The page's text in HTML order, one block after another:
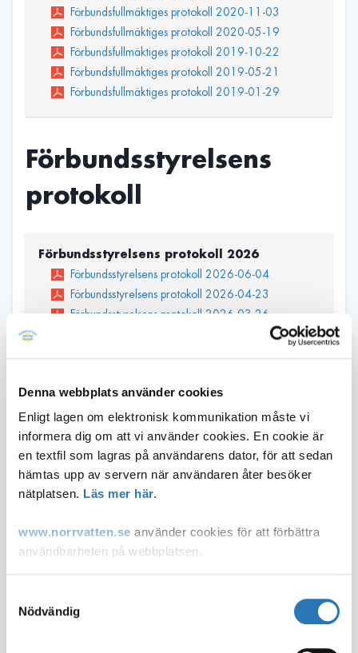
Denna webbplats använder cookies
Enligt lagen om elektronisk kommunikation måste vi
informera dig om att vi använder cookies. En cookie är
en textfil som lagras på användarens dator, för att sedan
hämtas upp av servern när användaren åter besöker
nätplatsen. Läs mer här.
www.norrvatten.se använder cookies för att förbättra
användbarheten på webbplatsen.
ändra inställningar i din webbläsare så att den tillåter
Nödvändig
Förbundsfullmäktiges protokoll 2020-11-03
Förbundsfullmäktiges protokoll 2020-05-19
Förbundsfullmäktiges protokoll 2019-10-22
Förbundsfullmäktiges protokoll 2019-05-21
Förbundsfullmäktiges protokoll 2019-01-29
Förbundsstyrelsens
protokoll
Förbundsstyrelsens protokoll 2026
Förbundsstyrelsens protokoll 2026-06-04
Förbundsstyrelsens protokoll 2026-04-23
Förbundsstyrelsens protokoll 2026-03-26
Förbundsstyrelsens protokoll 2025-12-04
Förbundsstyrelsens protokoll 2025-10-30
Förbundsstyrelsens protokoll 2025-06-12
Förbundsstyrelsens protokoll 2025-04-08
Förbundsstyrelsens protokoll 2024